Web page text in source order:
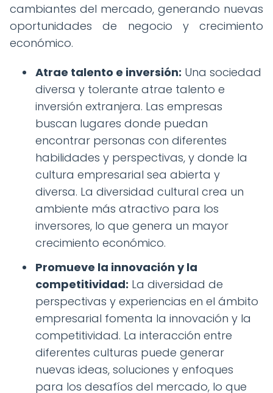
cambiantes del mercado, generando nuevas
oportunidades de negocio y crecimiento
económico.
Atrae talento e inversión: Una sociedad
diversa y tolerante atrae talento e
inversión extranjera. Las empresas
buscan lugares donde puedan
encontrar personas con diferentes
habilidades y perspectivas, y donde la
cultura empresarial sea abierta y
diversa. La diversidad cultural crea un
ambiente más atractivo para los
inversores, lo que genera un mayor
crecimiento económico.
Promueve la innovación y la
competitividad: La diversidad de
perspectivas y experiencias en el ámbito
empresarial fomenta la innovación y la
competitividad. La interacción entre
diferentes culturas puede generar
nuevas ideas, soluciones y enfoques
para los desafíos del mercado, lo que